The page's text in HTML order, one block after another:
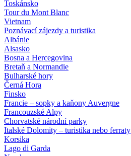
Toskánsko
Tour du Mont Blanc
Vietnam
Poznávací zájezdy a turistika
Albánie
Alsasko
Bosna a Hercegovina
Bretaň a Normandie
Bulharské hory
Černá Hora
Finsko
Francie – sopky a kaňony Auvergne
Francouzské Alpy
Chorvatské národní parky
Italské Dolomity – turistika nebo ferraty
Korsika
Lago di Garda